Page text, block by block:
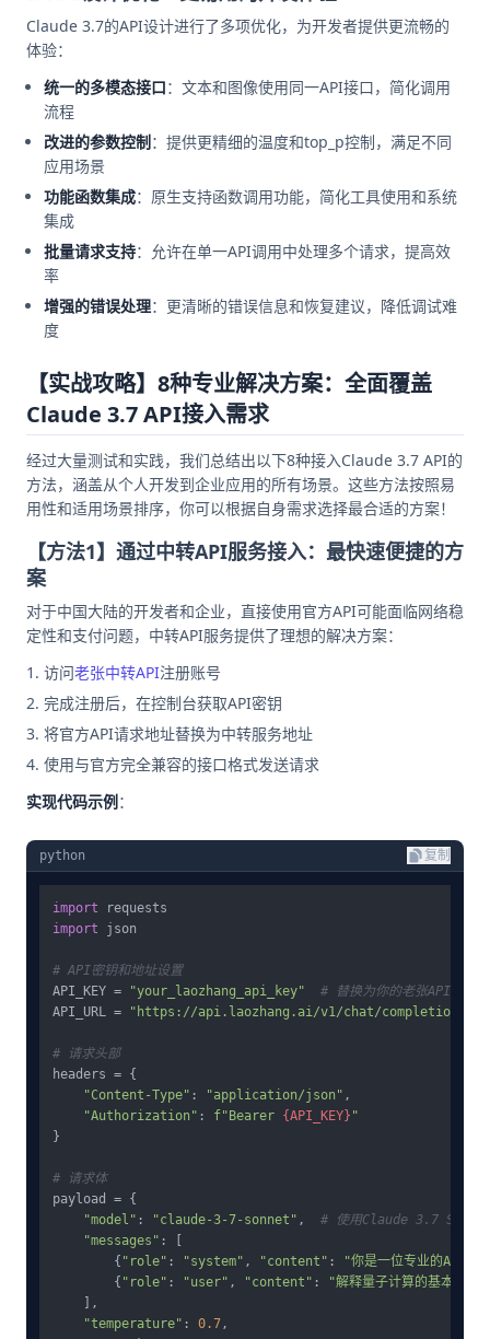
Claude 3.7的API设计进行了多项优化，为开发者提供更流畅的
体验：
统一的多模态接口：文本和图像使用同一API接口，简化调用
流程
改进的参数控制 ：提供更精细的温度和top_p控制，满足不同
应用场景
功能函数集成：原生支持函数调用功能，简化工具使用和系统
集成
批量请求支持：允许在单一API调用中处理多个请求，提高效
率
增强的错误处理：更清晰的错误信息和恢复建议，降低调试难
度
【实战攻略】8种专业解决方案：全面覆盖
Claude 3.7 API接入需求
经过大量测试和实践，我们总结出以下8种接入Claude 3.7 API的
方法，涵盖从个人开发到企业应用的所有场景。这些方法按照易
用性和适用场景排序，你可以根据自身需求选择最合适的方案！
【方法1】通过中转API服务接入：最快速便捷的方
案
对于中国大陆的开发者和企业，直接使用官方API可能面临网络稳
定性和支付问题，中转API服务提供了理想的解决方案：
访问老张中转API注册账号
完成注册后，在控制台获取API密钥
将官方API请求地址替换为中转服务地址
使用与官方完全兼容的接口格式发送请求
实现代码示例 ：
python 复制
import
import json
# API密钥和地址设置
API_KEY =
"your_laozhang_api_key"
# 替换为你的老张API密钥
API_URL =
"https://api.laozhang.ai/v1/chat/completions"
# 请求头部
headers = {
"Content-Type" : "application/json" ,
"Authorization" : f"Bearer {API_KEY} "
}
# 请求体
payload = {
"model" : "claude-3-7-sonnet" , # 使用Claude 3.7
"messages" : [
        {
"role" : "system" , "content" :
"你是一位专业的AI助手
        {
"role" : "user" , "content" :
"解释量子计算的基本原理
    ],
"temperature" : 0.7,